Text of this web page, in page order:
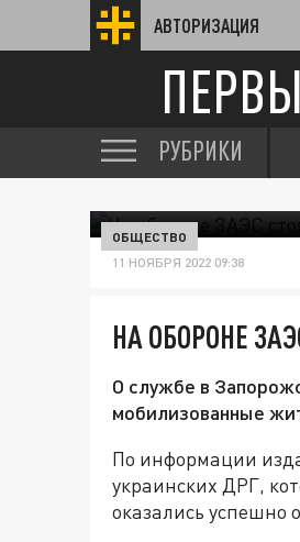
АВТОРИЗАЦИЯ
РУБРИКИ
ОБЩЕСТВО
11 НОЯБРЯ 2022 09:38
НА ОБОРОНЕ
О службе в
мобилизованные
По информации
украинских ДРГ,
оказались успешно